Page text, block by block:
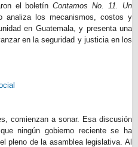
el boletínContamos No. 11. Un
analiza los mecanismos, costos y
en Guatemala, y presenta una
en la seguridad y justicia en los
comienzan a sonar. Esa discusión
ningún gobierno reciente se ha
pleno de la asamblea legislativa. Al